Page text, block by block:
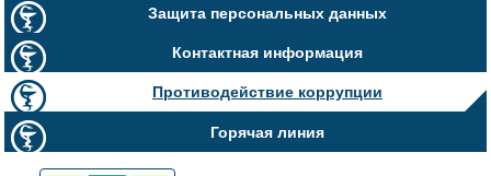
Защита персональных данных
Контактная информация
Противодействие коррупции
Горячая линия